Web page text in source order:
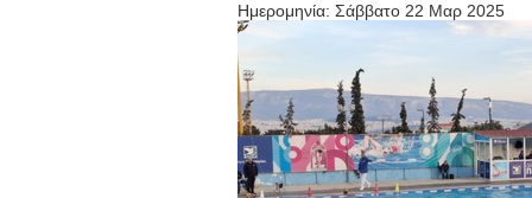
Ημερομηνία: Σάββατο 22 Μαρ 2025